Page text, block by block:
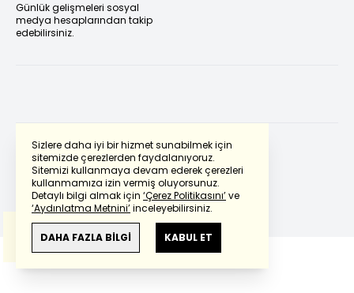
Sizlere daha iyi bir hizmet sunabilmek için
sitemizde çerezlerden faydalanıyoruz.
Sitemizi kullanmaya devam ederek çerezleri
kullanmamıza izin vermiş oluyorsunuz.
Detaylı bilgi almak için ‘Çerez Politikasını’ve
‘Aydınlatma Metnini’inceleyebilirsiniz.
DAHA FAZLA BİLGİ KABUL ET
Günlük gelişmeleri sosyal
medya hesaplarından takip
edebilirsiniz.
Powered by Translate
Bu çevirideGoogle Transletekullanılmıştır.
Anlam ve çeviri hatalarından
haberturk.com
sorumlu değildir.